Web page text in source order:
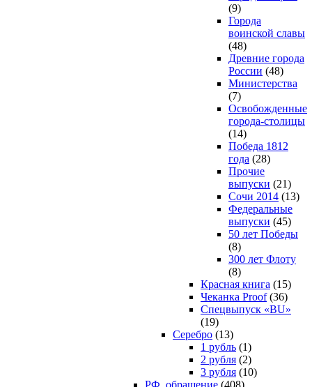
(9)
Города
воинской славы
(48)
Древние города
России (48)
Министерства
(7)
Освобожденные
города-столицы
(14)
Победа 1812
года (28)
Прочие
выпуски (21)
Сочи 2014 (13)
Федеральные
выпуски (45)
50 лет Победы
(8)
300 лет Флоту
(8)
Красная книга (15)
Чеканка Proof(36)
Спецвыпуск «BU»
(19)
Серебро (13)
1 рубль (1)
2 рубля (2)
3 рубля (10)
РФ, обращение (408)